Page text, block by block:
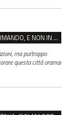
IL CENTRO STORICO DI REGGIO SI STA TRASFORMANDO, E NON IN MEGLIO
ma purtroppo
questa città oramai